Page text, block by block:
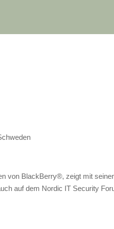
von BlackBerry®, zeigt mit
auf dem Nordic IT Security